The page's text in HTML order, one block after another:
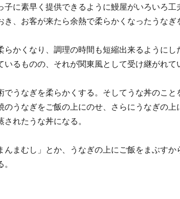
子に素早く提供できるように鰻屋がいろいろ
き、お客が来たら余熱で柔らかくなったうなぎ
らかくなり、調理の時間も短縮出来るように
るものの、それが関東風として受け継がれて
でうなぎを柔らかくする。そしてうな丼のこと
のうなぎをご飯の上にのせ、さらにうなぎの
れたうな丼になる。
まむし」とか、うなぎの上にご飯をまぶすか